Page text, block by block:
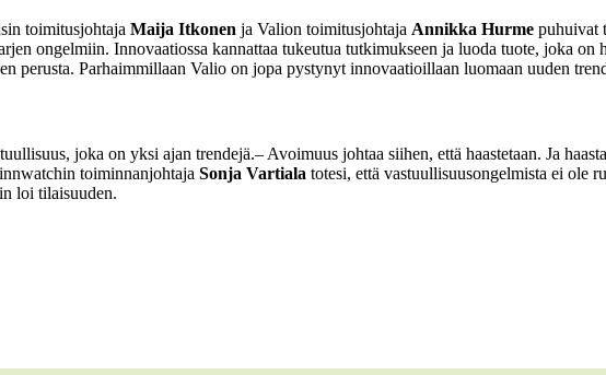
toimitusjohtaja Maija Itkonen ja Valion toimitusjohtaja Annikka Hurme puhuivat
ongelmiin. Innovaatiossa kannattaa tukeutua tutkimukseen ja luoda tuote, joka
perusta. Parhaimmillaan Valio on jopa pystynyt innovaatioillaan luomaan uuden
joka on yksi ajan trendejä.– Avoimuus johtaa siihen, että haastetaan. Ja
toiminnanjohtaja Sonja Vartiala totesi, että vastuullisuusongelmista ei ole
loi tilaisuuden.